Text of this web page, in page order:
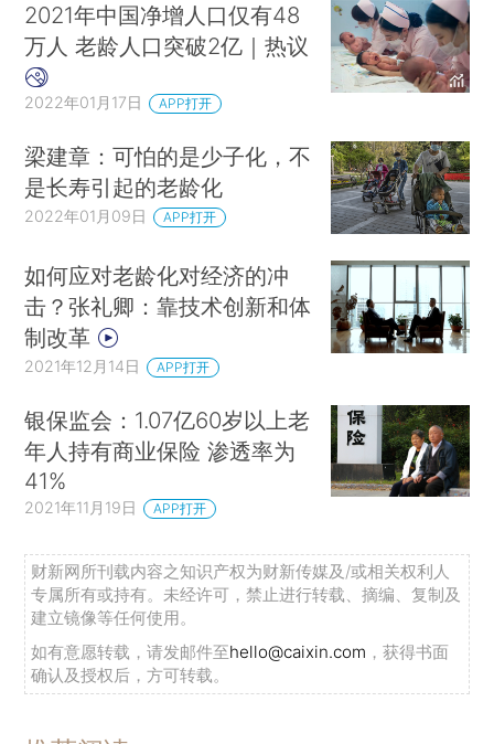
2021年中国净增人口仅有48
万人 老龄人口突破2亿｜热议
2022年01月17日 APP打开
梁建章：可怕的是少子化，不
是长寿引起的老龄化
2022年01月09日 APP打开
如何应对老龄化对经济的冲
击？张礼卿：靠技术创新和体
制改革
2021年12月14日 APP打开
银保监会：1.07亿60岁以上老
年人持有商业保险 渗透率为
41%
2021年11月19日 APP打开
财新网所刊载内容之知识产权为财新传媒及/或相关权利人
专属所有或持有。未经许可，禁止进行转载、摘编、复制及
建立镜像等任何使用。
如有意愿转载，请发邮件至hello@caixin.com ，获得书面
确认及授权后，方可转载。